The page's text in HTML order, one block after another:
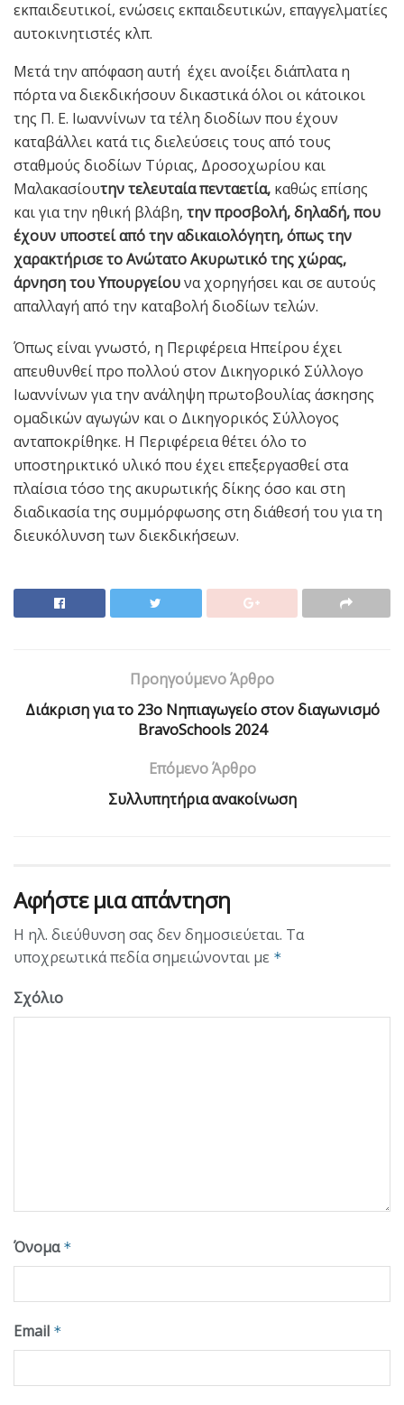
εκπαιδευτικοί, ενώσεις εκπαιδευτικών, επαγγελματίες
αυτοκινητιστές κλπ.
Μετά την απόφαση αυτή έχει ανοίξει διάπλατα η
πόρτα να διεκδικήσουν δικαστικά όλοι οι κάτοικοι
της Π. Ε. Ιωαννίνων τα τέλη διοδίων που έχουν
καταβάλλει κατά τις διελεύσεις τους από τους
σταθμούς διοδίων Τύριας, Δροσοχωρίου και
Μαλακασίουτην τελευταία πενταετία, καθώς επίσης
και για την ηθική βλάβη, την προσβολή, δηλαδή, που
έχουν υποστεί από την αδικαιολόγητη, όπως την
χαρακτήρισε το Ανώτατο Ακυρωτικό της χώρας,
άρνηση του Υπουργείουνα χορηγήσει και σε αυτούς
απαλλαγή από την καταβολή διοδίων τελών.
Όπως είναι γνωστό, η Περιφέρεια Ηπείρου έχει
απευθυνθεί προ πολλού στον Δικηγορικό Σύλλογο
Ιωαννίνων για την ανάληψη πρωτοβουλίας άσκησης
ομαδικών αγωγών και ο Δικηγορικός Σύλλογος
ανταποκρίθηκε. Η Περιφέρεια θέτει όλο το
υποστηρικτικό υλικό που έχει επεξεργασθεί στα
πλαίσια τόσο της ακυρωτικής δίκης όσο και στη
διαδικασία της συμμόρφωσης στη διάθεσή του για τη
διευκόλυνση των διεκδικήσεων.
Προηγούμενο Άρθρο
Διάκριση για το 23ο Νηπιαγωγείο στον διαγωνισμό
BravoSchools 2024
Επόμενο Άρθρο
Συλλυπητήρια ανακοίνωση
Αφήστε μια απάντηση
Η ηλ. διεύθυνση σας δεν δημοσιεύεται. Τα
υποχρεωτικά πεδία σημειώνονται με *
Σχόλιο
Όνομα *
Email *